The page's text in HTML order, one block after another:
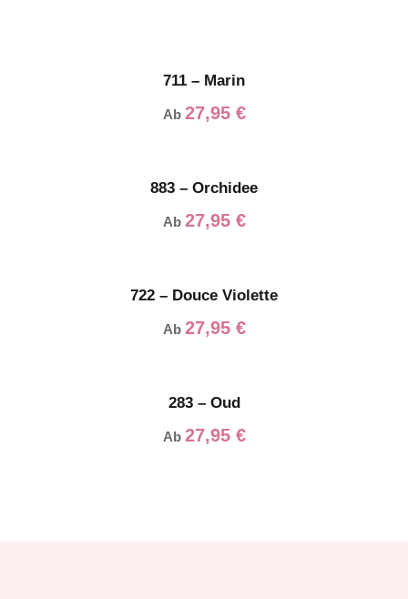
711 – Marin
Ab 27,95 €
883 – Orchidee
Ab 27,95 €
722 – Douce Violette
Ab 27,95 €
283 – Oud
Ab 27,95 €